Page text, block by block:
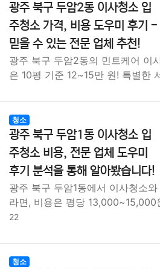
광주 북구 두암2동 이사청소 입
주청소 가격, 비용 도우미 후기 -
믿을 수 있는 전문 업체 추천!
광주 북구 두암2동의 민트케어 이
은 10평 기준 12~15만 원! 특별한
청소
광주 북구 두암1동 이사청소 입
주청소 비용, 전문 업체 도우미
후기 분석을 통해 알아봤습니다!
광주 북구 두암1동에서 이사청소
라면, 비용은 평당
22
청소